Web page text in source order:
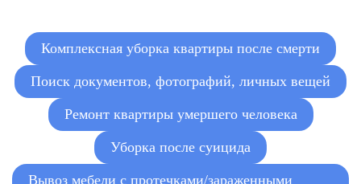
Комплексная уборка квартиры после смерти
Поиск документов, фотографий, личных вещей
Ремонт квартиры умершего человека
Уборка после суицида
Вывоз мебели с протечками/зараженными